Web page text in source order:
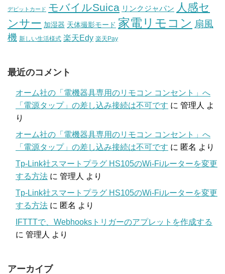
デビットカード モバイルSuica リンクジャパン 人感セ
ンサー 加湿器 天体撮影モード 家電リモコン 扇風
機 新しい生活様式 楽天Edy 楽天Pay
最近のコメント
オーム社の「電機器具専用のリモコン コンセント」へ
「電源タップ」の差し込み接続は不可です に 管理人 よ
り
オーム社の「電機器具専用のリモコン コンセント」へ
「電源タップ」の差し込み接続は不可です に 匿名 より
Tp-Link社スマートプラグ HS105のWi-Fiルーターを変更
する方法 に 管理人 より
Tp-Link社スマートプラグ HS105のWi-Fiルーターを変更
する方法 に 匿名 より
IFTTTで、Webhooksトリガーのアプレットを作成する
に 管理人 より
アーカイブ